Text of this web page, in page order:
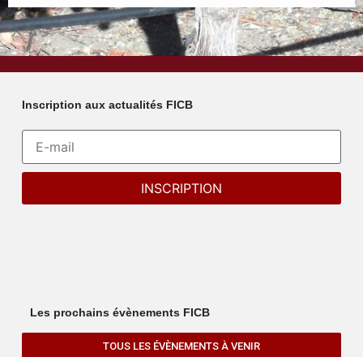
Inscription aux actualités FICB
Les prochains évènements FICB
TOUS LES ÉVÈNEMENTS À VENIR